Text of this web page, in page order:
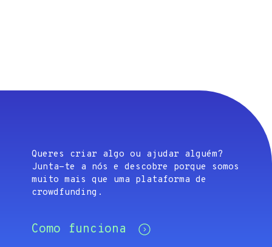
Queres criar algo ou ajudar alguém?
Junta-te a nós e descobre porque somos
muito mais que uma plataforma de
crowdfunding.
Como funciona